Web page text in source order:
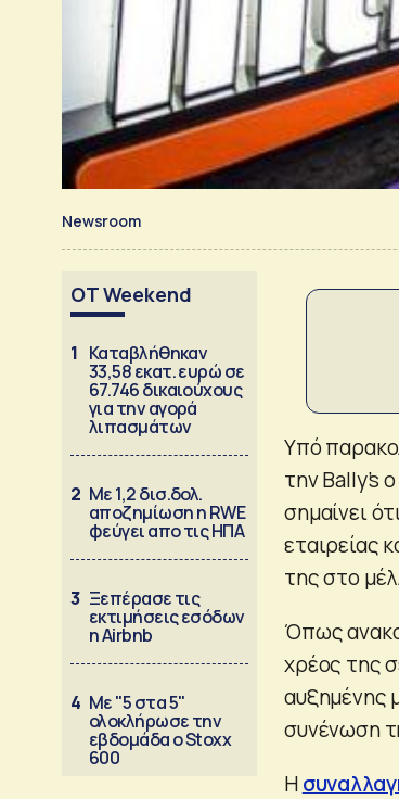
Newsroom
OT Weekend
1 Καταβλήθηκαν
33,58 εκατ. ευρώ σε
67.746 δικαιούχους
για την αγορά
λιπασμάτων
2 Με 1,2 δισ.δολ.
αποζημίωση η RWE
φεύγει απο τις ΗΠΑ
3 Ξεπέρασε τις
εκτιμήσεις εσόδων
η Airbnb
4 Με "5 στα 5"
ολοκλήρωσε την
εβδομάδα ο Stoxx
600
Υπό
την Bally’s
σημαίνει
εταιρείας
της στο
Όπως
χρέος της
αυξημένης
συνένωση
Η